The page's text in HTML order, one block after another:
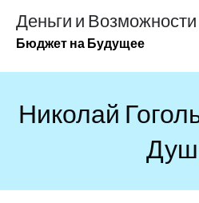
содержимому
Деньги и Возможности
Бюджет на Будущее
Николай